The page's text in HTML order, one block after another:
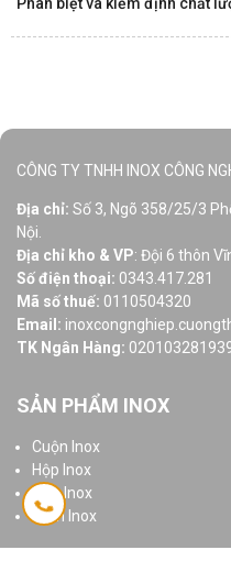
CÔNG TY TNHH INOX CÔNG
Địa chỉ: Số 3, Ngõ 358/25/3
Nội.
Địa chỉ kho & VP: Đội 6 thôn
Số điện thoại: 0343.417.281
Mã số thuế: 0110504320
Email:
TK Ngân Hàng:
SẢN PHẨM INOX
Cuộn Inox
Hộp Inox
Ống Inox
Tấm Inox